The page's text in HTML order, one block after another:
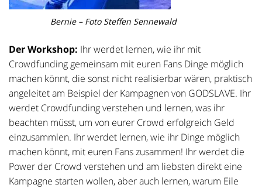
Bernie – Foto Steffen Sennewald
Der Workshop: Ihr werdet lernen, wie ihr mit
Crowdfunding gemeinsam mit euren Fans Dinge möglich
machen könnt, die sonst nicht realisierbar wären, praktisch
angeleitet am Beispiel der Kampagnen von GODSLAVE. Ihr
werdet Crowdfunding verstehen und lernen, was ihr
beachten müsst, um von eurer Crowd erfolgreich Geld
einzusammlen. Ihr werdet lernen, wie ihr Dinge möglich
machen könnt, mit euren Fans zusammen! Ihr werdet die
Power der Crowd verstehen und am liebsten direkt eine
Kampagne starten wollen, aber auch lernen, warum Eile